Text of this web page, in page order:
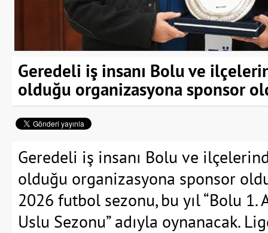
Geredeli iş insanı Bolu ve
olduğu organizasyona sponsor
Geredeli iş insanı Bolu ve
olduğu organizasyona sponsor
2026 futbol sezonu, bu yıl “Bolu 1.
Uslu Sezonu” adıyla oynanacak.